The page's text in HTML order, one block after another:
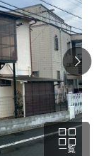
一覧